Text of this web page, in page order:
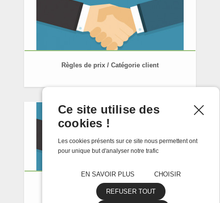
Règles de prix / Catégorie client
Règles de prix / Remises pros
Ce site utilise des
cookies !
Les cookies présents sur ce site nous permettent ont
pour unique but d'analyser notre trafic
EN SAVOIR PLUS CHOISIR
REFUSER TOUT